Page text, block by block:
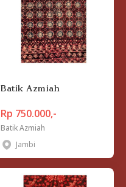
Batik Azmiah
Rp 750.000,-
Batik Azmiah
Jambi